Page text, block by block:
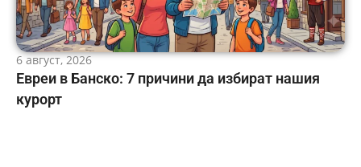
6 август, 2026
Евреи в Банско: 7 причини да избират нашия
курорт